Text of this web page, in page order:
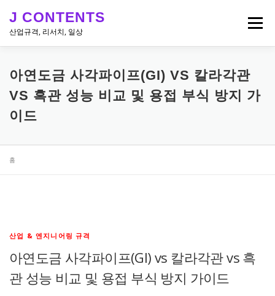
J CONTENTS
산업규격, 리서치, 일상
메뉴
리서치, 뉴스 산업 & 엔지니어링 규격 일상
아연도금 사각파이프(GI) VS 칼라각관
VS 흑관 성능 비교 및 용접 부식 방지 가
이드
홈
산업 & 엔지니어링 규격
아연도금 사각파이프(GI) vs 칼라각관 vs 흑
관 성능 비교 및 용접 부식 방지 가이드